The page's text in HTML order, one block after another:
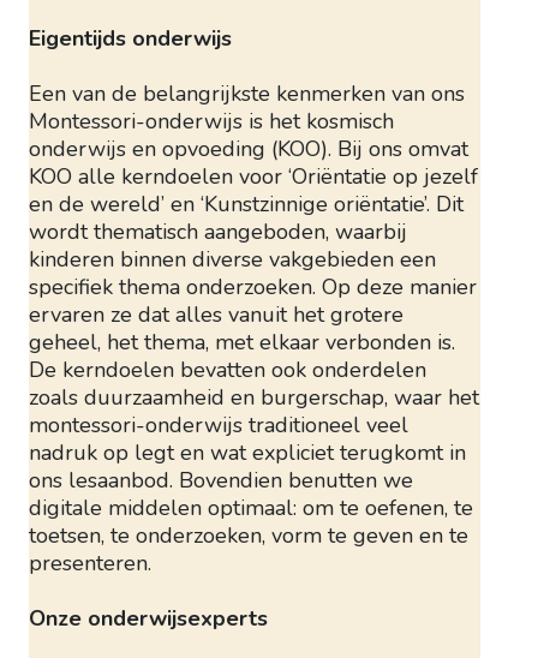
Eigentijds onderwijs
Een van de belangrijkste kenmerken van ons
Montessori-onderwijs is het kosmisch
onderwijs en opvoeding (KOO). Bij ons omvat
KOO alle kerndoelen voor ‘Oriëntatie op jezelf
en de wereld’ en ‘Kunstzinnige oriëntatie’. Dit
wordt thematisch aangeboden, waarbij
kinderen binnen diverse vakgebieden een
specifiek thema onderzoeken. Op deze manier
ervaren ze dat alles vanuit het grotere
geheel, het thema, met elkaar verbonden is.
De kerndoelen bevatten ook onderdelen
zoals duurzaamheid en burgerschap, waar het
montessori-onderwijs traditioneel veel
nadruk op legt en wat expliciet terugkomt in
ons lesaanbod. Bovendien benutten we
digitale middelen optimaal: om te oefenen, te
toetsen, te onderzoeken, vorm te geven en te
presenteren.
Onze onderwijsexperts